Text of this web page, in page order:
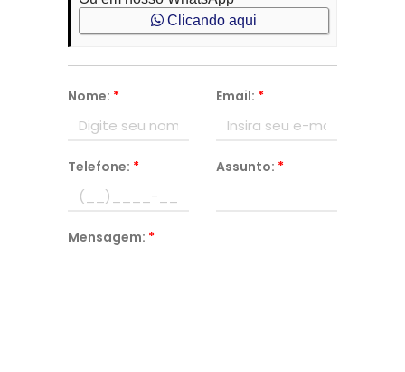
Clicando aqui
Nome: * Email: *
Telefone: * Assunto: *
Mensagem: *